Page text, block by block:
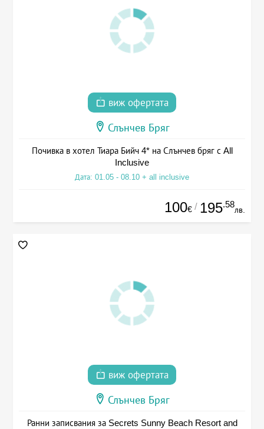
виж офертата
Слънчев Бряг
Почивка в хотел Тиара Бийч 4* на Слънчев бряг с All
Inclusive
Дата: 01.05 - 08.10 + all inclusive
100€ / 195.58
лв.
виж офертата
Слънчев Бряг
Ранни записвания за Secrets Sunny Beach Resort and